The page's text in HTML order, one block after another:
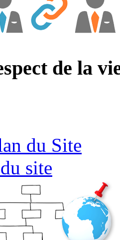
de la
du Site
site